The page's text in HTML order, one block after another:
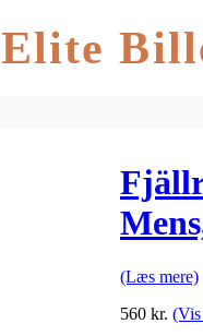
Elite
(Læs mere)
560 kr.